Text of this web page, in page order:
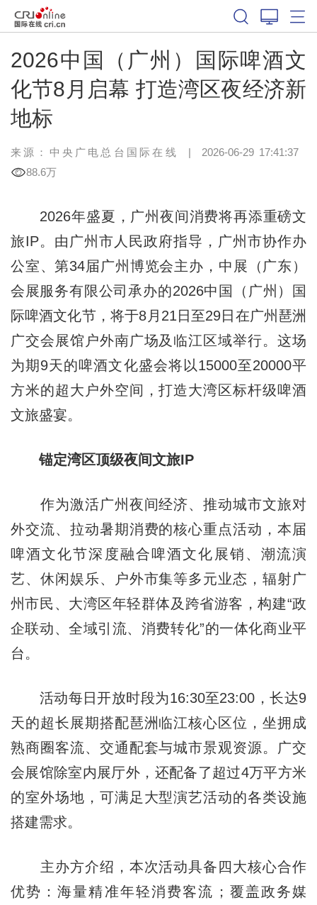
2026中国（广州）国际啤酒文
化节8月启幕 打造湾区夜经济新
地标
来源：中央广电总台国际在线 | 2026-06-29 17:41:37
88.6万
2026年盛夏，广州夜间消费将再添重磅文
旅IP。由广州市人民政府指导，广州市协作办
公室、第34届广州博览会主办，中展（广东）
会展服务有限公司承办的2026中国（广州）国
际啤酒文化节，将于8月21日至29日在广州琶洲
广交会展馆户外南广场及临江区域举行。这场
为期9天的啤酒文化盛会将以15000至20000平
方米的超大户外空间，打造大湾区标杆级啤酒
文旅盛宴。
锚定湾区顶级夜间文旅IP
作为激活广州夜间经济、推动城市文旅对
外交流、拉动暑期消费的核心重点活动，本届
啤酒文化节深度融合啤酒文化展销、潮流演
艺、休闲娱乐、户外市集等多元业态，辐射广
州市民、大湾区年轻群体及跨省游客，构建“政
企联动、全域引流、消费转化”的一体化商业平
台。
活动每日开放时段为16:30至23:00，长达9
天的超长展期搭配琶洲临江核心区位，坐拥成
熟商圈客流、交通配套与城市景观资源。广交
会展馆除室内展厅外，还配备了超过4万平方米
的室外场地，可满足大型演艺活动的各类设施
搭建需求。
主办方介绍，本次活动具备四大核心合作
优势：海量精准年轻消费客流；覆盖政务媒